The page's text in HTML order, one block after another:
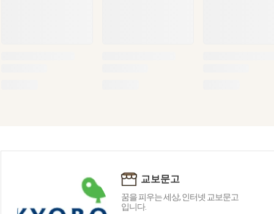
교보문고
꿈을 피우는 세상, 인터넷 교보문고
입니다.